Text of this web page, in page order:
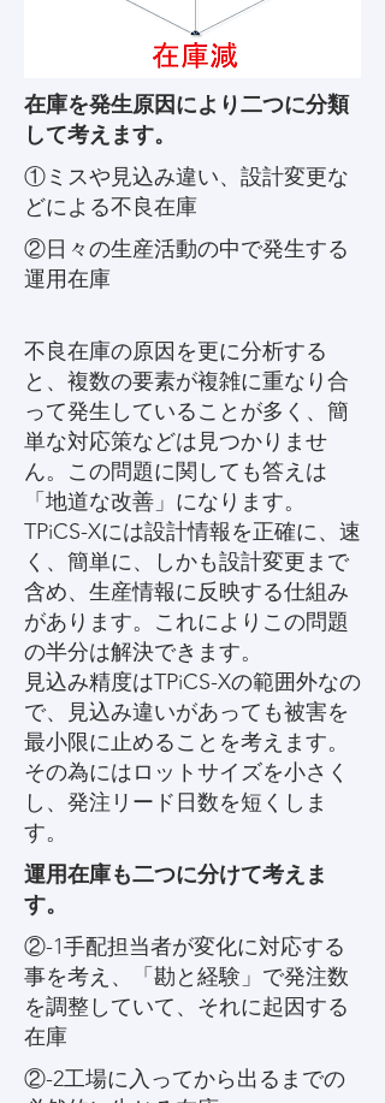
在庫を発生原因により二つに分類
して考えます。
①ミスや見込み違い、設計変更な
どによる不良在庫
②日々の生産活動の中で発生する
運用在庫
不良在庫の原因を更に分析する
と、複数の要素が複雑に重なり合
って発生していることが多く、簡
単な対応策などは見つかりませ
ん。この問題に関しても答えは
「地道な改善」になります。
TPiCS-Xには設計情報を正確に、速
く、簡単に、しかも設計変更まで
含め、生産情報に反映する仕組み
があります。これによりこの問題
の半分は解決できます。
見込み精度はTPiCS-Xの範囲外なの
で、見込み違いがあっても被害を
最小限に止めることを考えます。
その為にはロットサイズを小さく
し、発注リード日数を短くしま
す。
​運用在庫も二つに分けて考えま
す。
​②-1手配担当者が変化に対応する
事を考え、「勘と経験」で発注数
を調整していて、それに起因する
在庫
②-2工場に入ってから出るまでの